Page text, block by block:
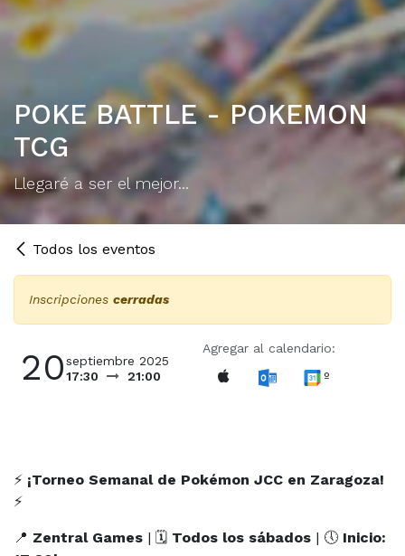
POKE BATTLE - POKEMON
TCG
Llegaré a ser el mejor...
Todos los eventos
Inscripciones cerradas
20septiembre 2025
17:30
21:00
Agregar al calendario:
º
⚡ ¡Torneo Semanal de Pokémon JCC en Zaragoza!
⚡
📍 Zentral Games | 🗓 Todos los sábados | 🕔 Inicio: